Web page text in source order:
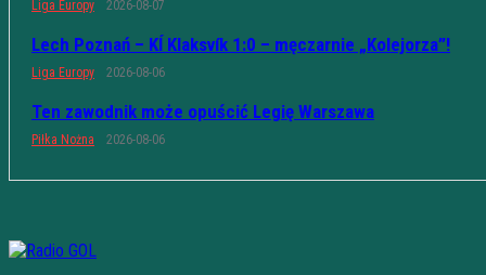
Liga Europy 2026-08-07
Lech Poznań – KÍ Klaksvík 1:0 – męczarnie „Kolejorza”!
Liga Europy 2026-08-06
Ten zawodnik może opuścić Legię Warszawa
Piłka Nożna 2026-08-06